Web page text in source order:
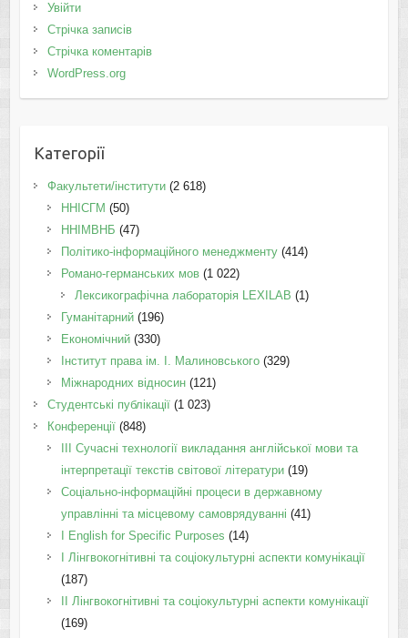
Увійти
Стрічка записів
Стрічка коментарів
WordPress.org
Категорії
Факультети/інститути(2 618)
ННІСГМ (50)
ННІМВНБ (47)
Політико-інформаційного менеджменту(414)
Романо-германських мов(1 022)
Лексикографічна лабораторія LEXILAB (1)
Гуманітарний(196)
Економічний(330)
Інститут права ім. І. Малиновського(329)
Міжнародних відносин(121)
Студентські публікації(1 023)
Конференції(848)
III Сучасні технології викладання англійської мови та
інтерпретації текстів світової літератури(19)
Соціально-інформаційні процеси в державному
управлінні та місцевому самоврядуванні (41)
І English for Specific Purposes (14)
I Лінгвокогнітивні та соціокультурні аспекти комунікації
(187)
IІ Лінгвокогнітивні та соціокультурні аспекти комунікації
(169)